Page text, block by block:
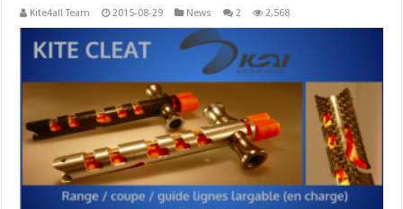
Kite4all Team 2015-08-29 News 2 2,568